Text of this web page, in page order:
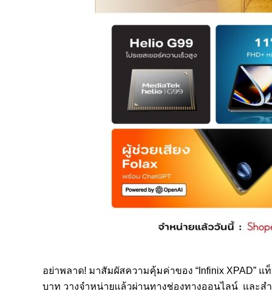
อย่าพลาด! มาสัมผัสความคุ้มค่าของ “Infinix XPAD”
บาท วางจำหน่ายแล้วผ่านทางช่องทางออนไลน์ และส